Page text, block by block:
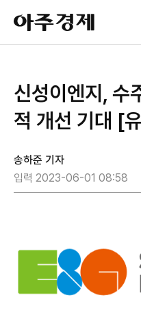
아
주
경
신성이엔지, 수
적 개선 기대 [
송하준 기자
입력 2023-06-01 08:58